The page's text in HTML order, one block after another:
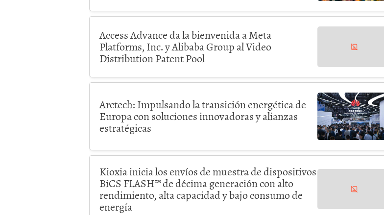
Access Advance da la bienvenida a Meta
Platforms, Inc. y Alibaba Group al Video
Distribution Patent Pool
Arctech: Impulsando la transición energética de
Europa con soluciones innovadoras y alianzas
estratégicas
Kioxia inicia los envíos de muestra de dispositivos
BiCS FLASH™ de décima generación con alto
rendimiento, alta capacidad y bajo consumo de
energía